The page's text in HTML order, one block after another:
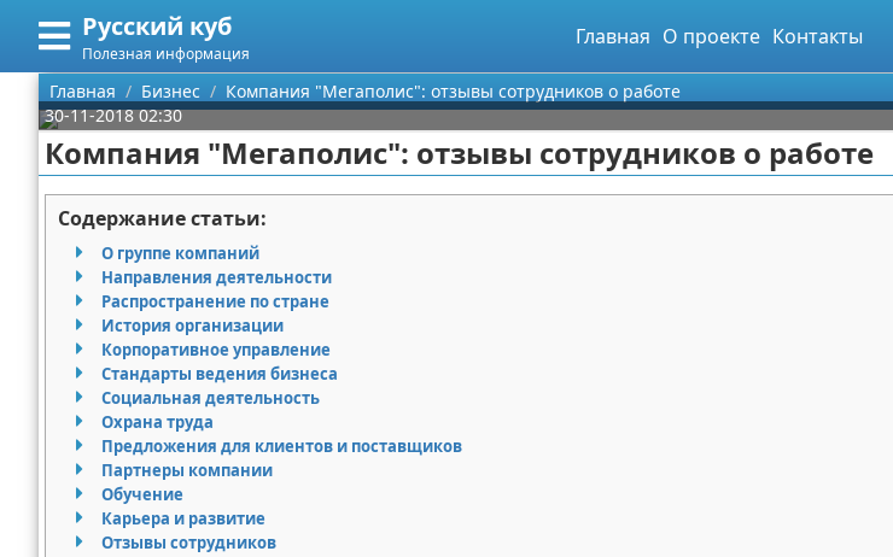
Русский куб
Полезная информация
Главная О проекте Контакты
Меню
Главная
Категории
Программирование
Бизнес
Красота
Мода
Отношения
Самосовершенствование
Финансы
Поиск
О проекте
Контакты
Сотрудничество
Размещение рекламы
Для правообладателей
Условия предоставления информации
Главная Бизнес
Компания "Мегаполис": отзывы сотрудников о работе
30-11-2018 02:30
Компания "Мегаполис": отзывы сотрудников о работе
Содержание статьи:
О группе компаний
Направления деятельности
Распространение по стране
История организации
Корпоративное управление
Стандарты ведения бизнеса
Социальная деятельность
Охрана труда
Предложения для клиентов и поставщиков
Партнеры компании
Обучение
Карьера и развитие
Отзывы сотрудников